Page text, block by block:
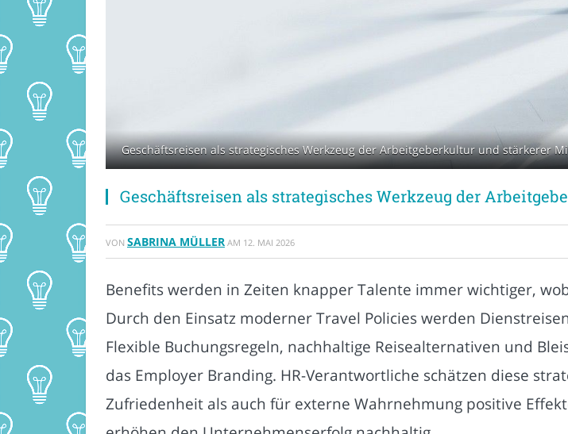
Geschäftsreisen als strategisches Werkzeug der Arbeitgeberkultur und stärkerer
Geschäftsreisen als strategisches Werkzeug der
VON SABRINA MÜLLER AM 12. MAI 2026
Benefits werden in Zeiten knapper Talente immer wichtiger,
Durch den Einsatz moderner Travel Policies werden
Flexible Buchungsregeln, nachhaltige Reisealternativen und
das Employer Branding. HR-Verantwortliche schätzen diese
Zufriedenheit als auch für externe Wahrnehmung positive